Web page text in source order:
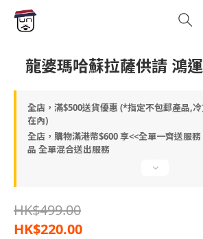
龍婆瑪哈蘇拉薩供請 鴻
全店，滿$500送貨優惠 (*指定不包郵產品,
在內)
全店，購物滿港幣$600 享<<全單一齊送服
品 全單混合送出服務
HK$499.00
HK$220.00